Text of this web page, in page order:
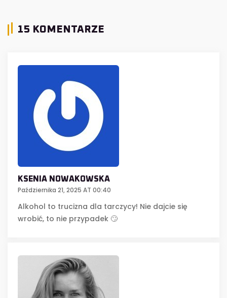
15 KOMENTARZE
KSENIA NOWAKOWSKA
Października 21, 2025 AT 00:40
Alkohol to trucizna dla tarczycy! Nie dajcie się
wrobić, to nie przypadek 🙄